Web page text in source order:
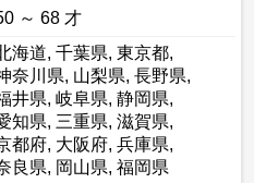
～ 68 才
海道, 千葉県, 東京都,
奈川県, 山梨県, 長野県,
井県, 岐阜県, 静岡県,
知県, 三重県, 滋賀県,
都府, 大阪府, 兵庫県,
良県, 岡山県, 福岡県